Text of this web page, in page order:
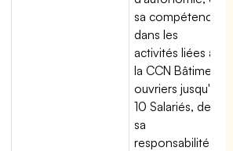
sa compétence
dans les
activités liées à
la CCN Bâtiment
ouvriers jusqu'à
10 Salariés, de
sa
responsabilité et